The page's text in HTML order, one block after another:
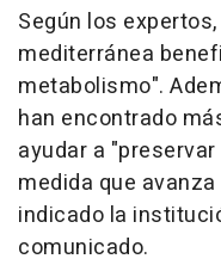
Según los
mediterránea
metabolismo".
han encontrado
ayudar a
medida que
indicado la
comunicado.